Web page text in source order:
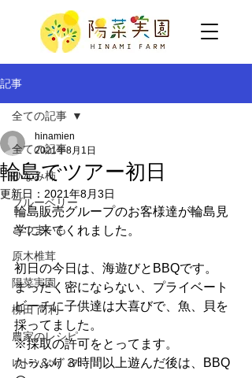
記事
全ての記事
ひなみ柿
ブルーベリー
さつまいも
原木椎茸
陽菜実園
柳田 尚利
農家のレシピ
ﾚｽﾄﾗﾝ＆ﾒﾃﾞｨｱ
全ての記事
輪島でツアー初日
hinamien
2021年8月1日
更新日： 2021年8月3日
輪島販売グループのお客様達が輪島見
学に来てくれました。
初日の今日は、海遊びとBBQです。
まったく密にならない、プライベート
ビーチに子供達は大喜びで、魚、貝を
採ってました。
※採取の許可をとってます。
たっぷり３時間以上遊んだ後は、BBQ